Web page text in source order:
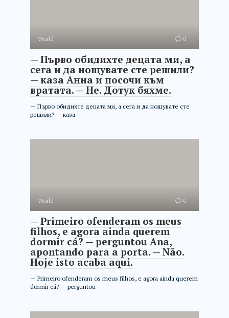
World 0
— Първо обидихте децата ми, а
сега и да нощувате сте решили?
— каза Анна и посочи към
вратата. — Не. Дотук бяхме.
— Първо обидихте децата ми, а сега и да нощувате сте
решили? — каза
World 0
— Primeiro ofenderam os meus
filhos, e agora ainda querem
dormir cá? — perguntou Ana,
apontando para a porta. — Não.
Hoje isto acaba aqui.
— Primeiro ofenderam os meus filhos, e agora ainda querem
dormir cá? — perguntou